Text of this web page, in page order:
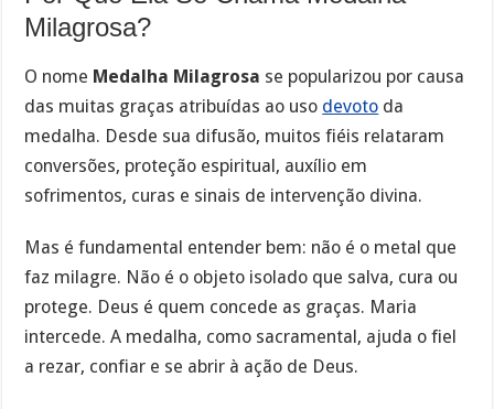
Milagrosa?
O nome Medalha Milagrosa se popularizou por causa
das muitas graças atribuídas ao uso devoto da
medalha. Desde sua difusão, muitos fiéis relataram
conversões, proteção espiritual, auxílio em
sofrimentos, curas e sinais de intervenção divina.
Mas é fundamental entender bem: não é o metal que
faz milagre. Não é o objeto isolado que salva, cura ou
protege. Deus é quem concede as graças. Maria
intercede. A medalha, como sacramental, ajuda o fiel
a rezar, confiar e se abrir à ação de Deus.